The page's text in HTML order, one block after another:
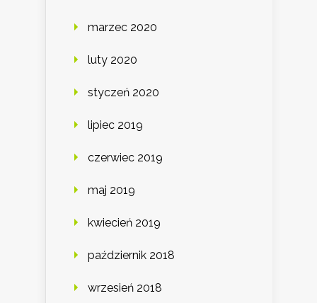
marzec 2020
luty 2020
styczeń 2020
lipiec 2019
czerwiec 2019
maj 2019
kwiecień 2019
październik 2018
wrzesień 2018